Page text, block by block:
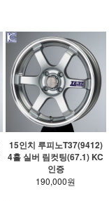
15인치 루피노T37(9412)
4홀 실버 림컷팅(67.1) KC
인증
190,000원